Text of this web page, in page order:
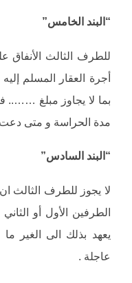
“البند الخامس”
للطرف الثالث الأنفاق
أجرة العقار المسلم
بما لا يجاوز مبلغ
مدة الحراسة و متى
“البند السادس”
لا يجوز للطرف الثالث
الطرفين الأول أو
يعهد بذلك الى الغير
عاجلة .